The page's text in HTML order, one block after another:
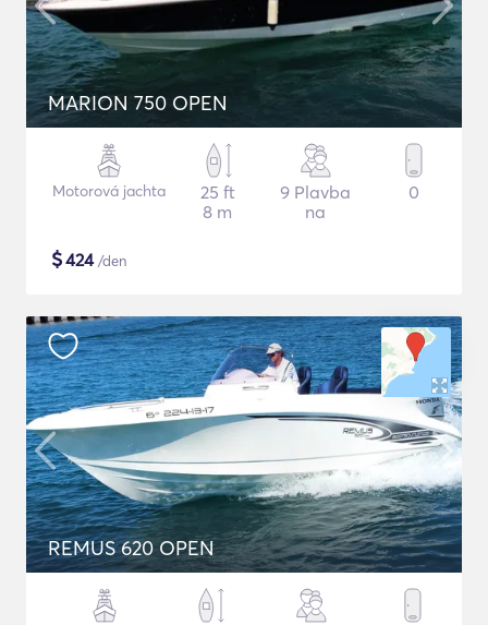
MARION 750 OPEN
Motorová jachta
25 ft
8 m
9 Plavba
na
0
$424/den
REMUS 620 OPEN